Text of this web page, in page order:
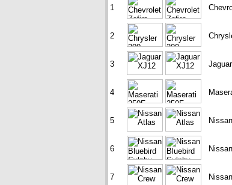
1
2
3 Jaguar
4
5 Nissan
6 Nissan
7 Nissan